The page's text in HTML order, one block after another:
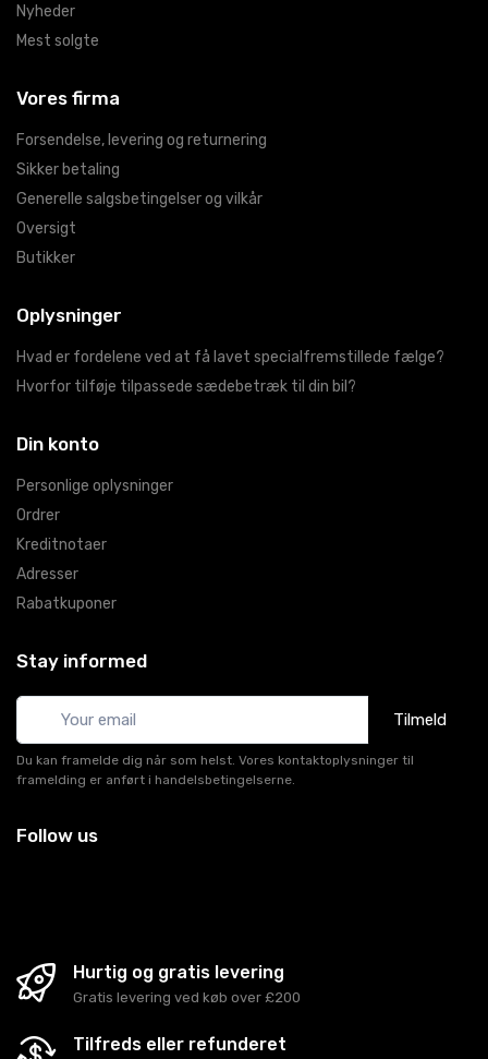
Nyheder
Mest solgte
Vores firma
Forsendelse, levering og returnering
Sikker betaling
Generelle salgsbetingelser og vilkår
Oversigt
Butikker
Oplysninger
Hvad er fordelene ved at få lavet specialfremstillede fælge?
Hvorfor tilføje tilpassede sædebetræk til din bil?
Din konto
Personlige oplysninger
Ordrer
Kreditnotaer
Adresser
Rabatkuponer
Stay informed
Tilmeld
Du kan framelde dig når som helst. Vores kontaktoplysninger til
framelding er anført i handelsbetingelserne.
Follow us
Hurtig og gratis levering
Gratis levering ved køb over £200
Tilfreds eller refunderet